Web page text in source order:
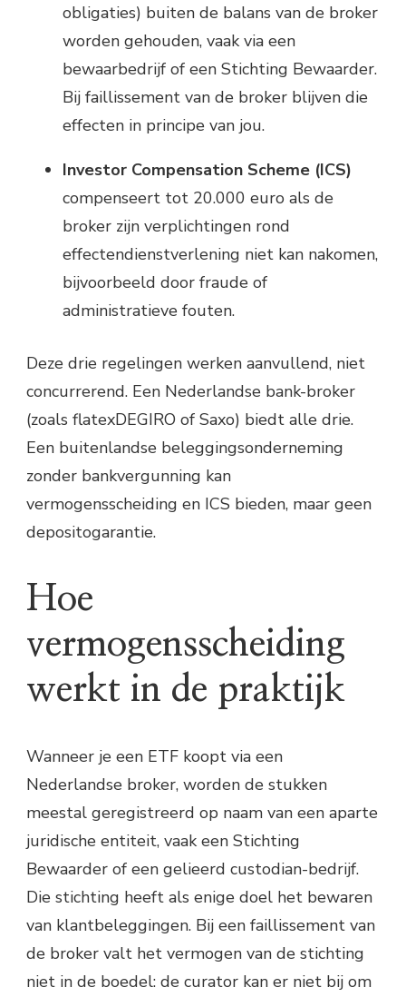
obligaties) buiten de balans van de broker
worden gehouden, vaak via een
bewaarbedrijf of een Stichting Bewaarder.
Bij faillissement van de broker blijven die
effecten in principe van jou.
Investor Compensation Scheme (ICS)
compenseert tot 20.000 euro als de
broker zijn verplichtingen rond
effectendienstverlening niet kan nakomen,
bijvoorbeeld door fraude of
administratieve fouten.
Deze drie regelingen werken aanvullend, niet
concurrerend. Een Nederlandse bank-broker
(zoals flatexDEGIRO of Saxo) biedt alle drie.
Een buitenlandse beleggingsonderneming
zonder bankvergunning kan
vermogensscheiding en ICS bieden, maar geen
depositogarantie.
Hoe
vermogensscheiding
werkt in de praktijk
Wanneer je een ETF koopt via een
Nederlandse broker, worden de stukken
meestal geregistreerd op naam van een aparte
juridische entiteit, vaak een Stichting
Bewaarder of een gelieerd custodian-bedrijf.
Die stichting heeft als enige doel het bewaren
van klantbeleggingen. Bij een faillissement van
de broker valt het vermogen van de stichting
niet in de boedel: de curator kan er niet bij om